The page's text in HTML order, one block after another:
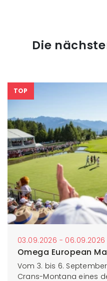
Die
03.09.2026 - 06.09.2026
Omega European
Vom 3. bis 6.
Crans-Montana eines
TOP